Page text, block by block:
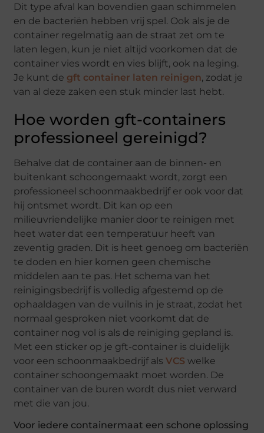
Dit type afval kan bovendien gaan schimmelen
en de bacteriën hebben vrij spel. Ook als je de
container regelmatig aan de straat zet om te
laten legen, kun je niet altijd voorkomen dat de
container vies wordt en vies blijft, ook na leging.
Je kunt de gft container laten reinigen, zodat je
van al deze zaken een stuk minder last hebt.
Hoe worden gft-containers
professioneel gereinigd?
Behalve dat de container aan de binnen- en
buitenkant schoongemaakt wordt, zorgt een
professioneel schoonmaakbedrijf er ook voor dat
hij ontsmet wordt. Dit kan op een
milieuvriendelijke manier door te reinigen met
heet water dat een temperatuur heeft van
zeventig graden. Dit is heet genoeg om bacteriën
te doden en hier komen geen chemische
middelen aan te pas. Het schema van het
reinigingsbedrijf is volledig afgestemd op de
ophaaldagen van de vuilnis in je straat, zodat het
normaal gesproken niet voorkomt dat de
container nog vol is als de reiniging gepland is.
Met een sticker op je gft-container is duidelijk
voor een schoonmaakbedrijf alsVCS welke
container schoongemaakt moet worden. De
container van de buren wordt dus niet verward
met die van jou.
Voor iedere containermaat een schone oplossing